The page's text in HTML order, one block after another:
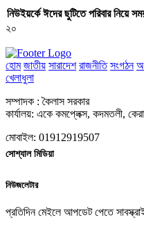
নিউইয়র্কে ঈদের ছুটিতে পরিবার নিয়ে
২০
হোম জাতীয় সারাদেশ রাজনীতি সংগঠন
খেলাধুলা
সম্পাদক : কৈলাস সরকার
কার্যালয়: একে কমপ্লেক্স, কদমতলী,
মোবাইল: 01912919507
সোশ্যাল মিডিয়া
নিউজলেটার
প্রতিদিন মেইলে আপডেট পেতে